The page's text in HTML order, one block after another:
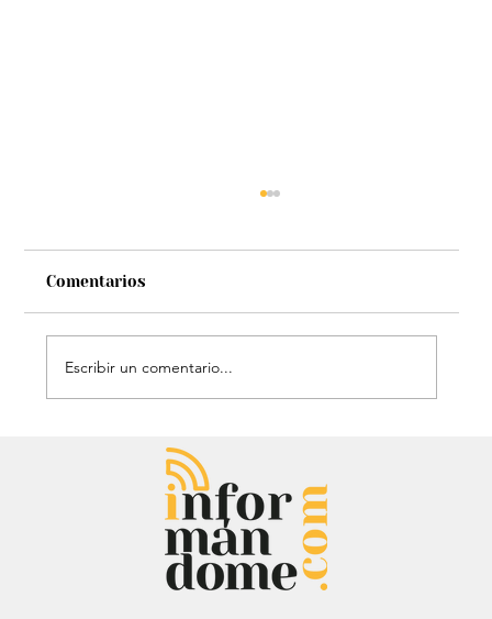
Estatua de John Lennon, que era de
Carlos Lehder, regresó al Quindío y
reabrió debate sobre memoria y
narcotráfico
Comentarios
Escribir un comentario...